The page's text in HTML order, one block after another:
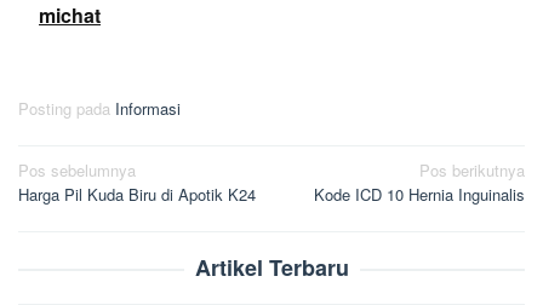
michat
Posting pada Informasi
Navigasi
pos
Pos sebelumnya
Harga Pil Kuda Biru di Apotik K24
Pos berikutnya
Kode ICD 10 Hernia Inguinalis
Artikel Terbaru